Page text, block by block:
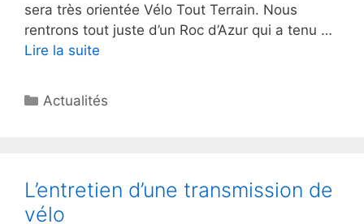
sera très orientée Vélo Tout Terrain. Nous
rentrons tout juste d’un Roc d’Azur qui a tenu …
Lire la suite
Catégories
Actualités
L’entretien d’une transmission de
vélo